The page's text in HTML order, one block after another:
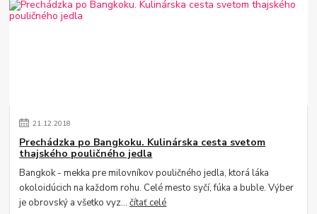
21.12.2018
Prechádzka po Bangkoku. Kulinárska cesta svetom
thajského pouličného jedla
Bangkok - mekka pre milovníkov pouličného jedla, ktorá láka
okoloidúcich na každom rohu. Celé mesto syčí, fúka a buble. Výber
je obrovský a všetko vyz...čítať celé